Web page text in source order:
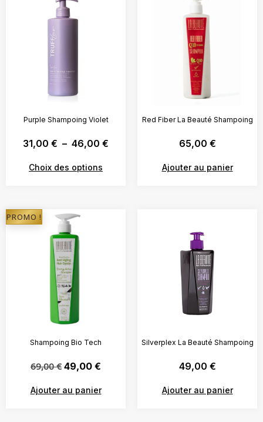
Purple Shampoing Violet
31,00 € – 46,00 €
Choix des options
Red Fiber La Beauté Shampoing
65,00 €
Ajouter au panier
PROMO !
Shampoing Bio Tech
69,00€ 49,00 €
Ajouter au panier
Silverplex La Beauté Shampoing
49,00 €
Ajouter au panier